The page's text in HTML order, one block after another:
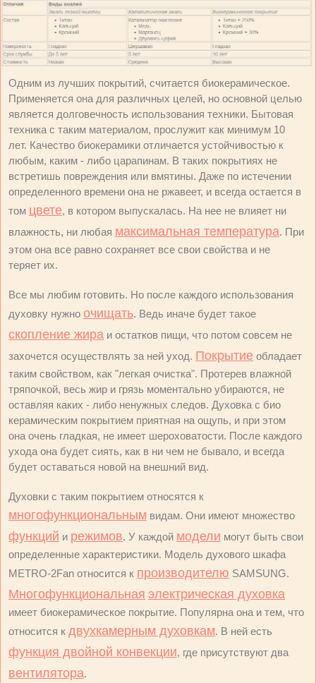
Одним из лучших покрытий, считается биокерамическое.
Применяется она для различных целей, но основной целью
является долговечность использования техники. Бытовая
техника с таким материалом, прослужит как минимум 10
лет. Качество биокерамики отличается устойчивостью к
любым, каким - либо царапинам. В таких покрытиях не
встретишь повреждения или вмятины. Даже по истечении
определенного времени она не ржавеет, и всегда остается в
том цвете, в котором выпускалась. На нее не влияет ни
влажность, ни любая максимальная температура. При
этом она все равно сохраняет все свои свойства и не
теряет их.
Все мы любим готовить. Но после каждого использования
духовку нужно очищать. Ведь иначе будет такое
скопление жира и остатков пищи, что потом совсем не
захочется осуществлять за ней уход. Покрытие обладает
таким свойством, как "легкая очистка". Протерев влажной
тряпочкой, весь жир и грязь моментально убираются, не
оставляя каких - либо ненужных следов. Духовка с био
керамическим покрытием приятная на ощупь, и при этом
она очень гладкая, не имеет шероховатости. После каждого
ухода она будет сиять, как в ни чем не бывало, и всегда
будет оставаться новой на внешний вид.
Духовки с таким покрытием относятся к
многофункциональным видам. Они имеют множество
функций и режимов. У каждой модели могут быть свои
определенные характеристики. Модель духового шкафа
METRO-2Fan относится к производителю SAMSUNG.
Многофункциональная электрическая духовка
имеет биокерамическое покрытие. Популярна она и тем, что
относится к двухкамерным духовкам. В ней есть
функция двойной конвекции, где присутствуют два
вентилятора.